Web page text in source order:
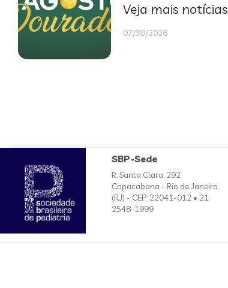
Veja mais notícias
07/30/2026
SBP-Sede
R. Santa Clara, 292
Copacabana - Rio de Janeiro
(RJ) - CEP: 22041-012 • 21
2548-1999